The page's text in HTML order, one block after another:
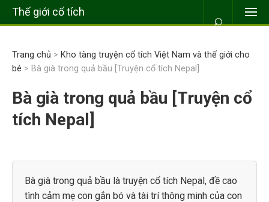
Thế giới cổ tích ⌕
Trang chủ > Kho tàng truyện cổ tích Việt Nam và thế giới cho
bé > Bà già trong quả bầu [Truyện cổ tích Nepal]
Bà già trong quả bầu [Truyện cổ
tích Nepal]
Bà già trong quả bầu là truyện cổ tích Nepal, đề cao
tình cảm mẹ con gắn bó và tài trí thông minh của con